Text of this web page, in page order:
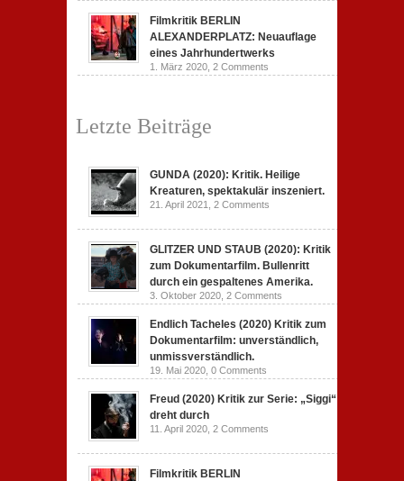
Filmkritik BERLIN
ALEXANDERPLATZ: Neuauflage
eines Jahrhundertwerks
1. März 2020, 2 Comments
Letzte Beiträge
GUNDA (2020): Kritik. Heilige
Kreaturen, spektakulär inszeniert.
21. April 2021, 2 Comments
GLITZER UND STAUB (2020): Kritik
zum Dokumentarfilm. Bullenritt
durch ein gespaltenes Amerika.
3. Oktober 2020, 2 Comments
Endlich Tacheles (2020) Kritik zum
Dokumentarfilm: unverständlich,
unmissverständlich.
19. Mai 2020, 0 Comments
Freud (2020) Kritik zur Serie: „Siggi“
dreht durch
11. April 2020, 2 Comments
Filmkritik BERLIN